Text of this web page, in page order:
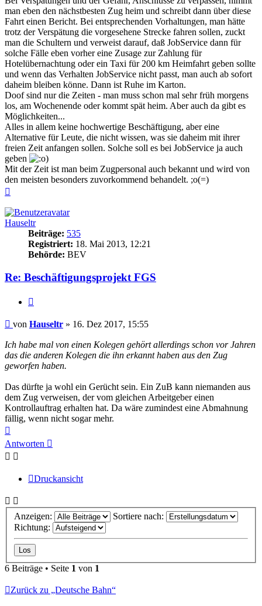
man eben den nächstbesten Zug heim und schreibt dann über diese
Fahrt einen Bericht. Bei entsprechenden Vorhaltungen, man hätte
trotz der Verspätung die vorgesehene Strecke fahren sollen, zuckt
man die Schultern und verweist darauf, daß JobService dann für
solche Fälle eben vorher eine Zusage zur Zahlung für
Hotelübernachtung oder ein Taxi für 200 km Heimfahrt geben sollte
und wenn das Verhalten JobService nicht passt, man auch ab sofort
daheim bleiben könne. Dann ist Ruhe im Karton.
Doof sind nur die Zeiten - man muss schon mal sehr früh morgens
los, am Wochenende oder kommt spät heim. Aber auch da gibt es
Möglichkeiten...
Alles in allem keine hochwertige Beschäftigung, aber eine
Alternative für Leute, die nicht wissen, was sie daheim mit ihrer
freien Zeit anfangen sollen. Solche soll es bei JobService ja auch
geben
)
Mit der Zeit ist man beim Zugpersonal auch bekannt und wird von
den meisten besonders zuvorkommend behandelt. ;o(=)
Hauseltr
Beiträge: 535
Registriert: 18. Mai 2013, 12:21
Behörde: BEV
Re: Beschäftigungsprojekt FGS
Beitrag
von Hauseltr » 16. Dez 2017, 15:55
Ich habe mal von einen Kolegen gehört allerdings schon vor Jahren
das die anderen Kolegen die ihn erkannt haben aus den Zug
geworfen haben.
Das dürfte ja wohl ein Gerücht sein. Ein ZuB kann niemanden aus
dem Zug verweisen, der vom gleichen Arbeitgeber einen
Kontrollauftrag erhalten hat. Da wäre zumindest eine Abmahnung
fällig, wenn nicht sogar mehr.
oben
Antworten
Druckansicht
Anzeigen:
Sortiere nach:
Richtung:
6 Beiträge • Seite 1 von 1
Zurück zu „Deutsche Bahn“